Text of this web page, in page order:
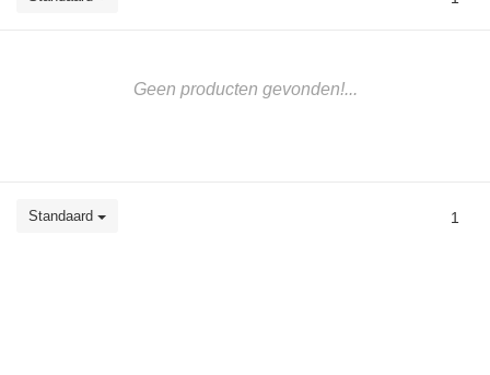
Geen producten gevonden!...
Standaard 1